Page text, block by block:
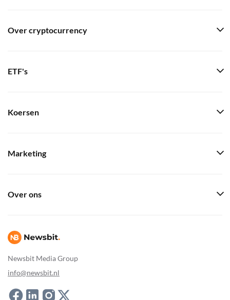
Newsbit Media Group
info@newsbit.nl
Over cryptocurrency
ETF's
Koersen
Marketing
Over ons